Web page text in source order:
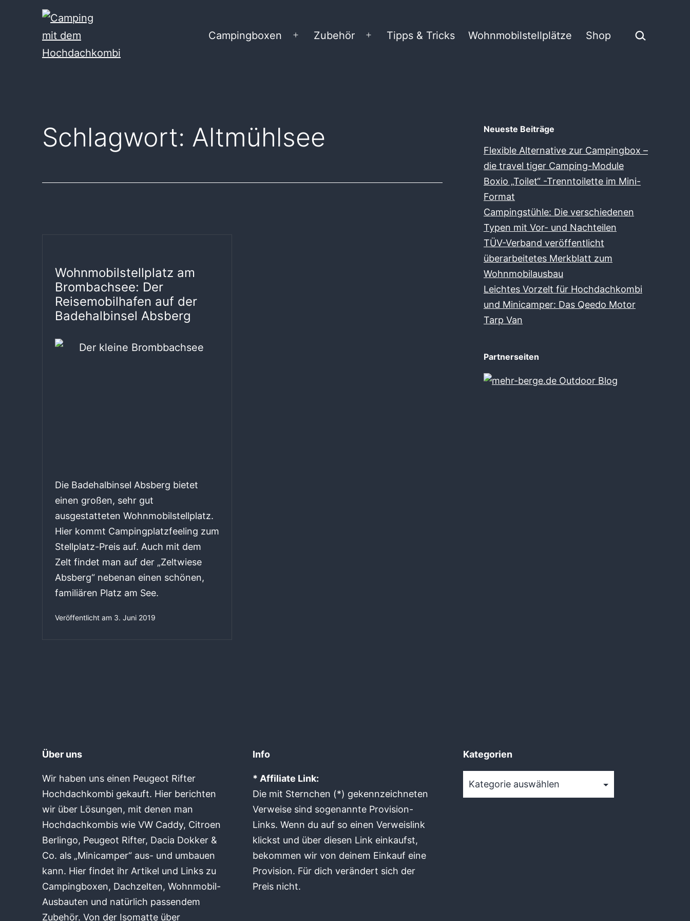
springen
Campingboxen
MenüZubehör
MenüTipps & Tricks Wohnmobilstellplätze Shop Suchen …
Schlagwort: Altmühlsee
Wohnmobilstellplatz am
Brombachsee: Der
Reisemobilhafen auf der
Badehalbinsel Absberg
Die Badehalbinsel Absberg bietet
einen großen, sehr gut
ausgestatteten Wohnmobilstellplatz.
Hier kommt Campingplatzfeeling zum
Stellplatz-Preis auf. Auch mit dem
Zelt findet man auf der „Zeltwiese
Absberg“ nebenan einen schönen,
familiären Platz am See.
Veröffentlicht am 3. Juni 2019
Neueste Beiträge
Flexible Alternative zur Campingbox –
die travel tiger Camping-Module
Boxio „Toilet“ -Trenntoilette im Mini-
Format
Campingstühle: Die verschiedenen
Typen mit Vor- und Nachteilen
TÜV-Verband veröffentlicht
überarbeitetes Merkblatt zum
Wohnmobilausbau
Leichtes Vorzelt für Hochdachkombi
und Minicamper: Das Qeedo Motor
Tarp Van
Partnerseiten
Über uns
Wir haben uns einen Peugeot Rifter
Hochdachkombi gekauft. Hier berichten
wir über Lösungen, mit denen man
Hochdachkombis wie VW Caddy, Citroen
Berlingo, Peugeot Rifter, Dacia Dokker &
Co. als „Minicamper“ aus- und umbauen
kann. Hier findet ihr Artikel und Links zu
Campingboxen, Dachzelten, Wohnmobil-
Ausbauten und natürlich passendem
Zubehör. Von der Isomatte über
Info
* Affiliate Link:
Die mit Sternchen (*) gekennzeichneten
Verweise sind sogenannte Provision-
Links. Wenn du auf so einen Verweislink
klickst und über diesen Link einkaufst,
bekommen wir von deinem Einkauf eine
Provision. Für dich verändert sich der
Preis nicht.
Kategorien
Kategorien